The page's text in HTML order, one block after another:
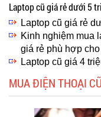
Laptop cũ giá rẻ dưới 5
Laptop cũ giá rẻ
Kinh nghiệm mua
giá rẻ phù hợp cho
Laptop cũ giá 4
MUA ĐIỆN THOẠI